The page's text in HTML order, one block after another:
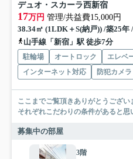
デュオ・スカーラ西新宿
17万円 管理/共益費15,000円
38.34㎡ (1LDK＋S(納戸)) /築25年
山手線「新宿」駅 徒歩7分
駐輪場 オートロック エレベ
インターネット対応
防犯カメラ
ここまでご覧頂きありがとうございます。 お部屋探しの際に
それぞれこだわりの条件があると思
募集中の部屋
3階